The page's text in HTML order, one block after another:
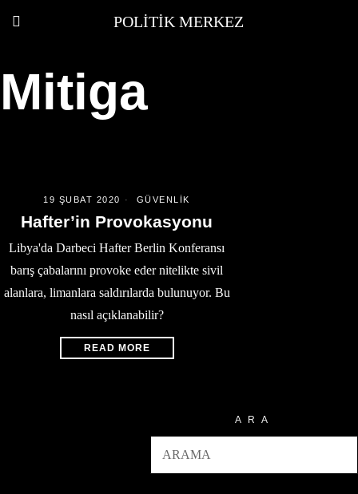
POLITIK MERKEZ
Mitiga
19 ŞUBAT 2020 GÜVENLIK
Hafter’in Provokasyonu
Libya'da Darbeci Hafter Berlin Konferansı
barış çabalarını provoke eder nitelikte sivil
alanlara, limanlara saldırılarda bulunuyor. Bu
nasıl açıklanabilir?
READ MORE
ARA